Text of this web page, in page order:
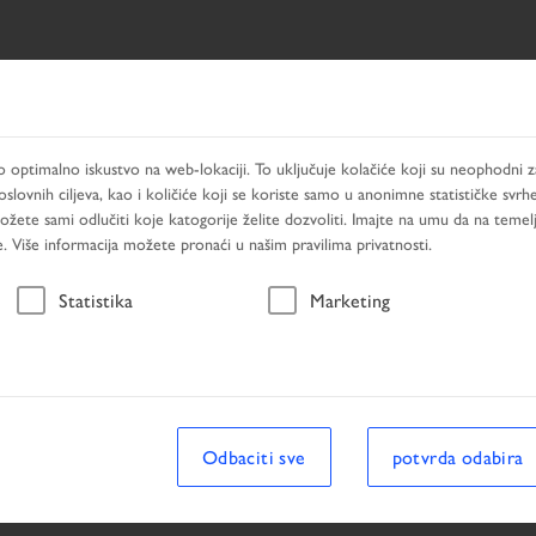
PRETRAŽIVANJA PRODUCTS USLUGE
Rezultat pretraživanja
optimalno iskustvo na web-lokaciji. To uključuje kolačiće koji su neophodni
ciljeva, kao i količiće koji se koriste samo u anonimne statističke
sami odlučiti koje katogorije želite dozvoliti. Imajte na umu da na
Više informacija možete pronaći u našim pravilima privatnosti.
Statistika Marketing
Odbaciti sve potvrda odabira